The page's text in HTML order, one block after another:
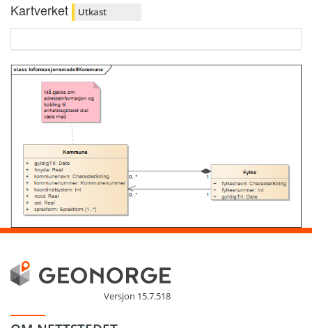
Kartverket Utkast